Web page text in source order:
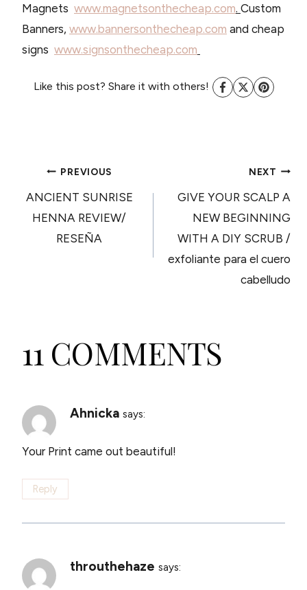
Magnets www.magnetsonthecheap.com. Custom
Banners, www.bannersonthecheap.com and cheap
signs www.signsonthecheap.com
Like this post? Share it with others!
POST
NAVIGATION
PREVIOUS
ANCIENT SUNRISE
HENNA REVIEW/
RESEÑA
NEXT
GIVE YOUR SCALP A
NEW BEGINNING
WITH A DIY SCRUB /
exfoliante para el cuero
cabelludo
11 COMMENTS
Ahnicka says:
Your Print came out beautiful!
Reply
throuthehaze says: